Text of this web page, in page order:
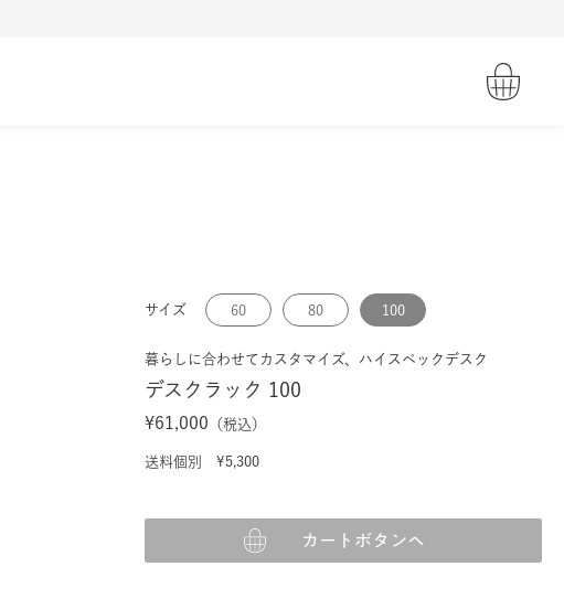
サイズ 60 80 100
暮らしに合わせてカスタマイズ、ハイスペックデスク
デスクラック 100
¥61,000 （税込）
送料個別 ¥5,300
カートボタンへ